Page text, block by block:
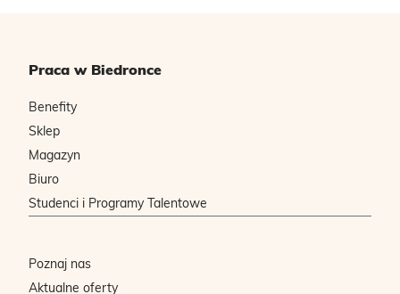
Praca w Biedronce
Benefity
Sklep
Magazyn
Biuro
Studenci i Programy Talentowe
Poznaj nas
Aktualne oferty